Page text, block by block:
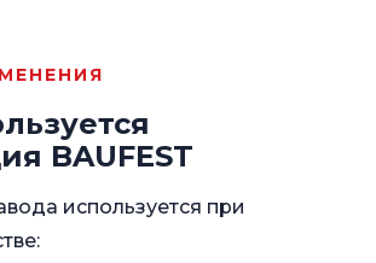
BAUFEST
используется при